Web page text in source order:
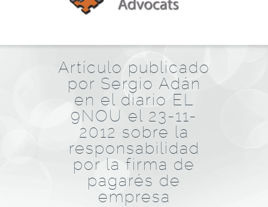
Artículo publicado
por Sergio Adán
en el diario EL
9NOU el 23-11-
2012 sobre la
responsabilidad
por la firma de
pagarés de
empresa